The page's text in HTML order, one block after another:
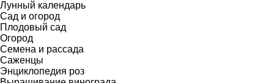
Лунный календарь
Сад и огород
Плодовый сад
Огород
Семена и рассада
Саженцы
Энциклопедия роз